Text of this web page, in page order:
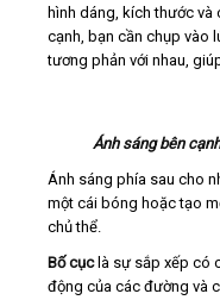
hình dáng, kích thước
cạnh, bạn cần chụp vào
tương phản với nhau,
Ánh sáng bên
Ánh sáng phía sau cho
một cái bóng hoặc tạo
chủ thể.
Bố cụclà sự sắp xếp có
động của các đường và